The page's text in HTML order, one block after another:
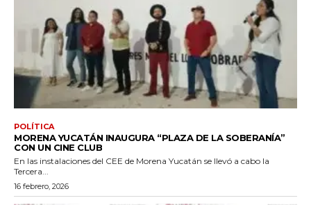
POLÍTICA
MORENA YUCATÁN INAUGURA “PLAZA DE LA SOBERANÍA”
CON UN CINE CLUB
En las instalaciones del CEE de Morena Yucatán se llevó a cabo la
Tercera...
16 febrero, 2026